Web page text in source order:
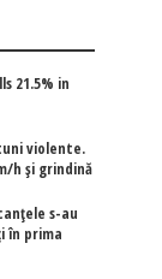
21.5% in
violente.
h și grindină
s-au
în prima